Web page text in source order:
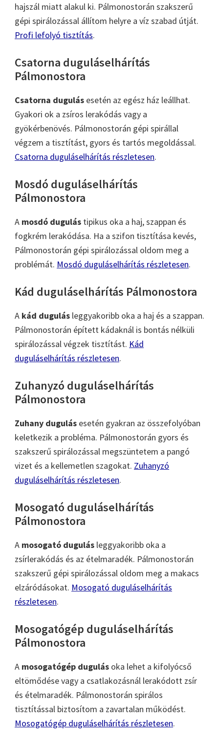
hajszál miatt alakul ki. Pálmonostorán szakszerű
gépi spirálozással állítom helyre a víz szabad útját.
Profi lefolyó tisztítás.
Csatorna duguláselhárítás
Pálmonostora
Csatorna dugulás esetén az egész ház leállhat.
Gyakori ok a zsíros lerakódás vagy a
gyökérbenövés. Pálmonostorán gépi spirállal
végzem a tisztítást, gyors és tartós megoldással.
Csatorna duguláselhárítás részletesen.
Mosdó duguláselhárítás
Pálmonostora
A mosdó dugulás tipikus oka a haj, szappan és
fogkrém lerakódása. Ha a szifon tisztítása kevés,
Pálmonostorán gépi spirálozással oldom meg a
problémát. Mosdó duguláselhárítás részletesen.
Kád duguláselhárítás Pálmonostora
A kád dugulás leggyakoribb oka a haj és a szappan.
Pálmonostorán épített kádaknál is bontás nélküli
spirálozással végzek tisztítást. Kád
duguláselhárítás részletesen.
Zuhanyzó duguláselhárítás
Pálmonostora
Zuhany dugulás esetén gyakran az összefolyóban
keletkezik a probléma. Pálmonostorán gyors és
szakszerű spirálozással megszüntetem a pangó
vizet és a kellemetlen szagokat. Zuhanyzó
duguláselhárítás részletesen.
Mosogató duguláselhárítás
Pálmonostora
A mosogató dugulás leggyakoribb oka a
zsírlerakódás és az ételmaradék. Pálmonostorán
szakszerű gépi spirálozással oldom meg a makacs
elzáródásokat. Mosogató duguláselhárítás
részletesen.
Mosogatógép duguláselhárítás
Pálmonostora
A mosogatógép dugulás oka lehet a kifolyócső
eltömődése vagy a csatlakozásnál lerakódott zsír
és ételmaradék. Pálmonostorán spirálos
tisztítással biztosítom a zavartalan működést.
Mosogatógép duguláselhárítás részletesen.